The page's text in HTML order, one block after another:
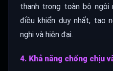
thanh trong toàn bộ
điều khiển duy nhất, tạo
nghi và hiện đại.
4. Khả năng chống chịu